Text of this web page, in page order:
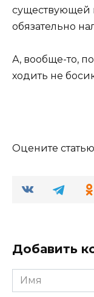
существующей
обязательно
А, вообще-то,
ходить не
Оцените статью
Добавить
Имя
*